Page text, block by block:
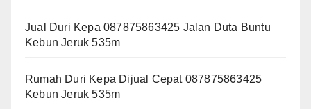
Jual Duri Kepa 087875863425 Jalan Duta Buntu
Kebun Jeruk 535m
Rumah Duri Kepa Dijual Cepat 087875863425
Kebun Jeruk 535m